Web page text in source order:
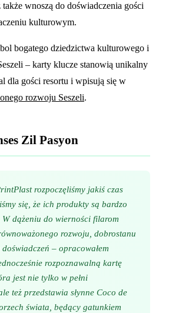
wnoszą do doświadczenia gości
kulturowym.
bogatego dziedzictwa kulturowego i
– karty klucze stanowią unikalny
dla gości resortu i wpisują się w
rozwoju Seszeli.
Zil Pasyon
rozpoczęliśmy jakiś czas
się, że ich produkty są bardzo
dążeniu do wierności filarom
rozwoju, dobrostanu
– opracowałem
rozpoznawalną kartę
jest nie tylko w pełni
też przedstawia słynne Coco de
świata, będący gatunkiem